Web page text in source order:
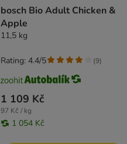
bosch Bio Adult Chicken &
Apple
11,5 kg
1 109 Kč
97 Kč / kg
1 054 Kč
Rating: 4.4/5 (9)